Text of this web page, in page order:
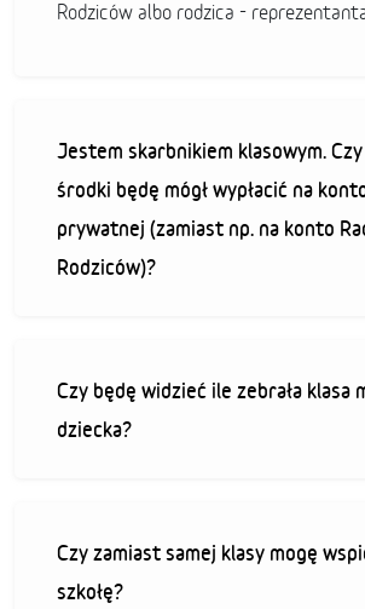
Rodziców albo rodzica -
Jestem skarbnikiem klasowym.
środki będę mógł wypłacić na
prywatnej (zamiast np. na konto
Rodziców)?
Czy będę widzieć ile zebrała klasa
dziecka?
Czy zamiast samej klasy mogę
szkołę?